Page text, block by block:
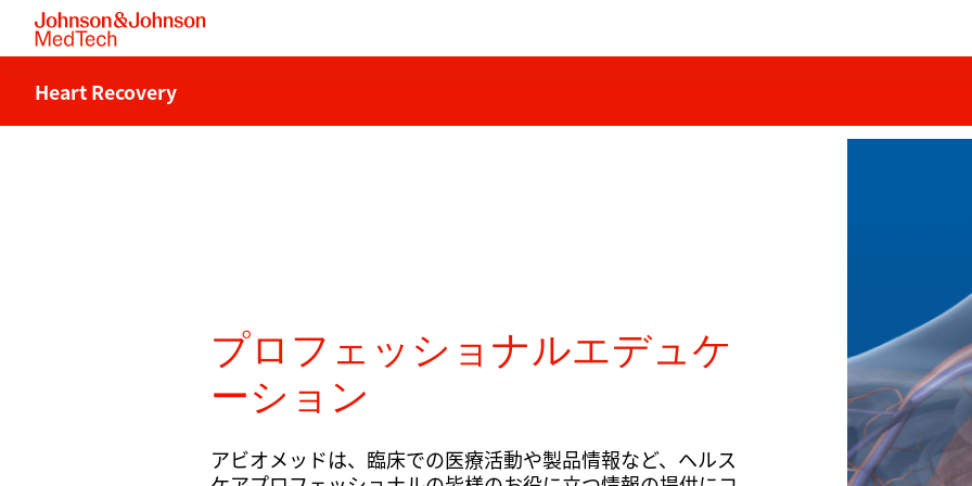
Heart Recovery
プロフェッショナルエデュケ
ーション
アビオメッドは、臨床での医療活動や製品情報など、ヘルス